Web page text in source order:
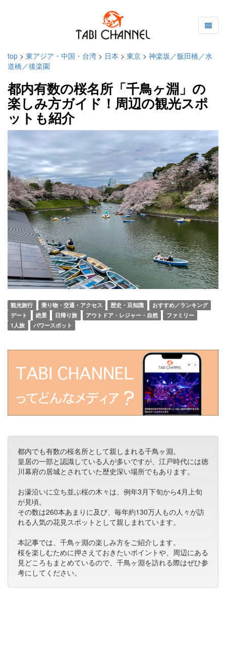
top > 東アジア・中国・台湾 > 日本 > 東京 > 神楽坂／飯田橋／水
道橋／後楽園
都内有数の桜名所「千鳥ヶ淵」の
楽しみ方ガイド！周辺の観光スポ
ットも紹介
観光旅行 乗り物・交通・アクセス 歴史・豆知識
おすすめ／ランキング
デート
絶景 日帰り旅 アウトドア・レジャー・自然
ファミリー
1人旅
パワースポット
都内でも有数の桜名所として親しまれる千鳥ヶ淵。
皇居の一部と認識している人が多いですが、江戸時代には徳
川幕府の居城とされていた歴史深い場所でもあります。
お濠沿いに立ち並ぶ桜の木々は、例年3月下旬から4月上旬
が見頃。
その数は260本あまりに及び、毎年約130万人もの人々が訪
れる人気の花見スポットとして親しまれています。
本記事では、千鳥ヶ淵の楽しみ方をご紹介します。
桜を楽しむために押さえておきたいポイントや、周辺にある
見どころもまとめているので、千鳥ヶ淵を訪れる際はぜひ参
考にしてください。